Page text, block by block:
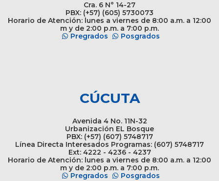
Cra. 6 N° 14-27
PBX: (+57) (605) 5730073
Horario de Atención: lunes a viernes de 8:00 a.m. a 12:00
m y de 2:00 p.m. a 7:00 p.m.
Pregrados
Posgrados
CÚCUTA
Avenida 4 No. 11N-32
Urbanización EL Bosque
PBX: (+57) (607) 5748717
Línea Directa Interesados Programas: (607) 5748717
Ext: 4222 - 4236 - 4237
Horario de Atención: lunes a viernes de 8:00 a.m. a 12:00
m y de 2:00 p.m. a 7:00 p.m.
Pregrados
Posgrados